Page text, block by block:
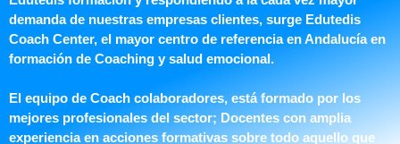
demanda de nuestras empresas clientes, surge Edutedis
Coach Center, el mayor centro de referencia en Andalucía en
formación de Coaching y salud emocional.
El equipo de Coach colaboradores, está formado por los
mejores profesionales del sector; Docentes con amplia
experiencia en acciones formativas sobre todo aquello que